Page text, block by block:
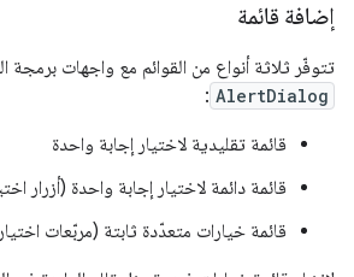
إضافة قائمة
تتوفّر ثلاثة أنواع من القوائم مع واجهات برمجة
AlertDialog
:
قائمة تقليدية لاختيار إجابة واحدة
قائمة دائمة لاختيار إجابة واحدة (أزرار
قائمة خيارات متعدّدة ثابتة (مربّعات